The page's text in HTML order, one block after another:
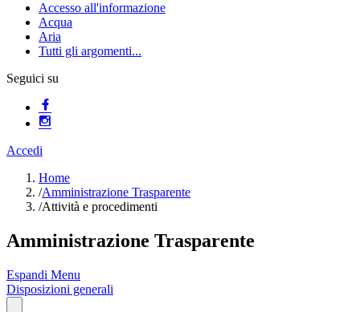
Accesso all'informazione
Acqua
Aria
Tutti gli argomenti...
Seguici su
Accedi
Home
/Amministrazione Trasparente
/Attività e procedimenti
Amministrazione Trasparente
Espandi Menu
Disposizioni generali